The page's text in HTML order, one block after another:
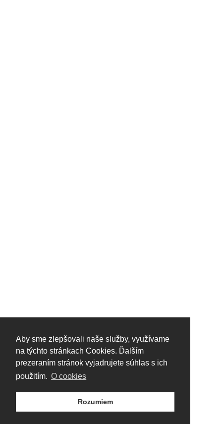
Aby sme zlepšovali naše služby, využívame
na týchto stránkach Cookies. Ďalším
prezeraním stránok vyjadrujete súhlas s ich
použitím. O cookies
Rozumiem